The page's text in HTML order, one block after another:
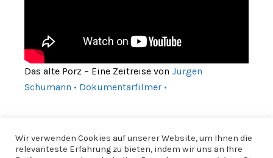
Das alte Porz – Eine Zeitreise von Jürgen
Schumann • Dokumentarfilmer •
Wir verwenden Cookies auf unserer Website, um Ihnen die
relevanteste Erfahrung zu bieten, indem wir uns an Ihre